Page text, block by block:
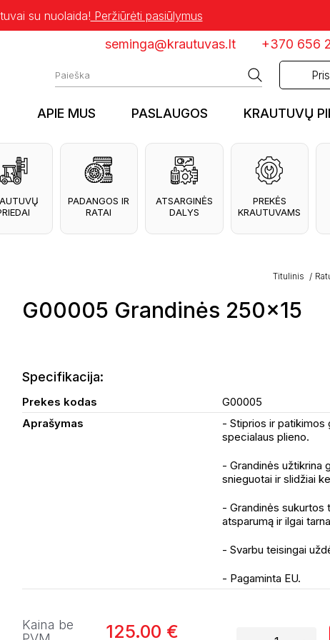
su nuolaida! Peržiūrėti pasiūlymus
seminga@krautuvas.lt +370 656
APIE MUS PASLAUGOS KRAUTUVŲ
PADANGOS IR
RATAI
ATSARGINĖS
DALYS
PREKĖS
KRAUTUVAMS
Titulinis
G00005 Grandinės 250x15
Specifikacija:
Prekes kodas
G00005
Aprašymas
- Stiprios ir patikimos
specialaus plieno.
- Grandinės užtikrina
snieguotai ir slidžiai
- Grandinės sukurtos
atsparumą ir ilgai
- Svarbu teisingai
- Pagaminta EU.
Kaina be
125.00 €